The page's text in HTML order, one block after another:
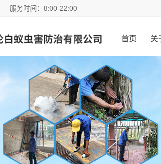
服务时间：8:00-22:00
首页 关